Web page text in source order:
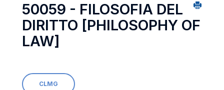
50059 - FILOSOFIA DEL
DIRITTO [PHILOSOPHY OF
LAW]
CLMG